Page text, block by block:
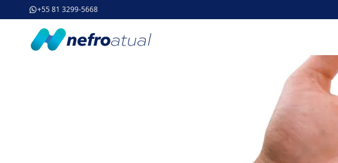
+55 81 3299-5668